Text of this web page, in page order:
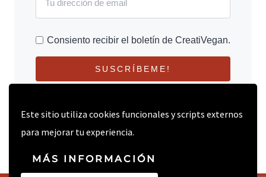
Este sitio utiliza cookies funcionales y scripts externos
para mejorar tu experiencia.
MÁS INFORMACIÓN
Consiento recibir el boletín de CreatiVegan.
SUSCRÍBEME!